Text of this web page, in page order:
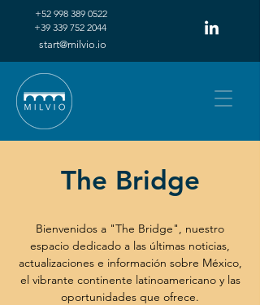
+52 998 389 0522
+39 339 752 2044
start@milvio.io
The Bridge
Bienvenidos a "The Bridge", nuestro
espacio dedicado a las últimas noticias,
actualizaciones e información sobre México,
el vibrante continente latinoamericano y las
oportunidades que ofrece.